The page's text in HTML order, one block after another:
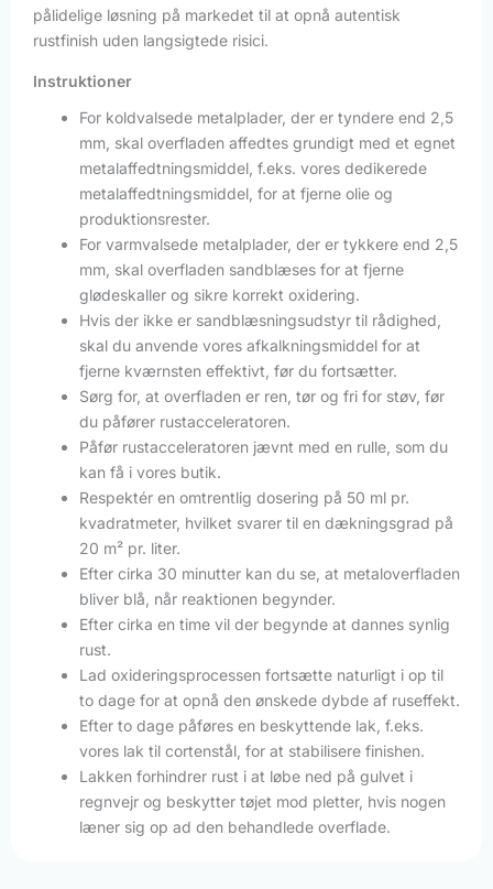
pålidelige løsning på markedet til at opnå autentisk
rustfinish uden langsigtede risici.
Instruktioner
For koldvalsede metalplader, der er tyndere end 2,5
mm, skal overfladen affedtes grundigt med et egnet
metalaffedtningsmiddel, f.eks. vores dedikerede
metalaffedtningsmiddel, for at fjerne olie og
produktionsrester.
For varmvalsede metalplader, der er tykkere end 2,5
mm, skal overfladen sandblæses for at fjerne
glødeskaller og sikre korrekt oxidering.
Hvis der ikke er sandblæsningsudstyr til rådighed,
skal du anvende vores afkalkningsmiddel for at
fjerne kværnsten effektivt, før du fortsætter.
Sørg for, at overfladen er ren, tør og fri for støv, før
du påfører rustacceleratoren.
Påfør rustacceleratoren jævnt med en rulle, som du
kan få i vores butik.
Respektér en omtrentlig dosering på 50 ml pr.
kvadratmeter, hvilket svarer til en dækningsgrad på
20 m² pr. liter.
Efter cirka 30 minutter kan du se, at metaloverfladen
bliver blå, når reaktionen begynder.
Efter cirka en time vil der begynde at dannes synlig
rust.
Lad oxideringsprocessen fortsætte naturligt i op til
to dage for at opnå den ønskede dybde af ruseffekt.
Efter to dage påføres en beskyttende lak, f.eks.
vores lak til cortenstål, for at stabilisere finishen.
Lakken forhindrer rust i at løbe ned på gulvet i
regnvejr og beskytter tøjet mod pletter, hvis nogen
læner sig op ad den behandlede overflade.